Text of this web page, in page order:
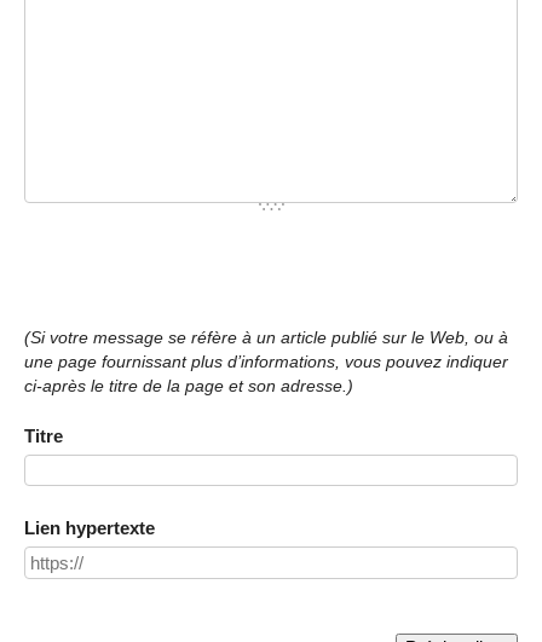
(Si votre message se réfère à un article publié sur le Web, ou à
une page fournissant plus d’informations, vous pouvez indiquer
ci-après le titre de la page et son adresse.)
Titre
Lien hypertexte